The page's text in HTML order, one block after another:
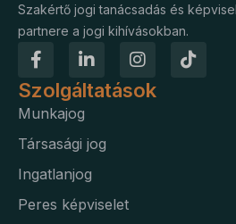
Szakértő jogi tanácsadás és
partnere a jogi kihívásokban.
Szolgáltatások
Munkajog
Társasági jog
Ingatlanjog
Peres képviselet